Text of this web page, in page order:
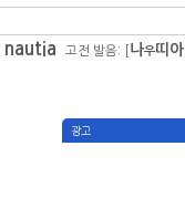
nautia 고전 발음: [ 나우띠아]
광고